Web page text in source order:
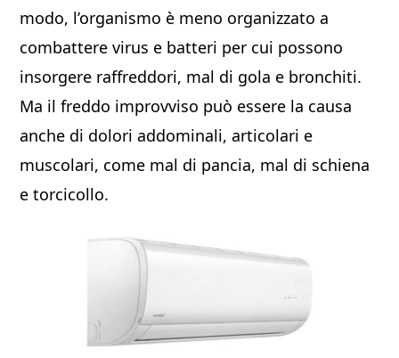
modo, l’organismo è meno organizzato a
combattere virus e batteri per cui possono
insorgere raffreddori, mal di gola e bronchiti.
Ma il freddo improvviso può essere la causa
anche di dolori addominali, articolari e
muscolari, come mal di pancia, mal di schiena
e torcicollo.